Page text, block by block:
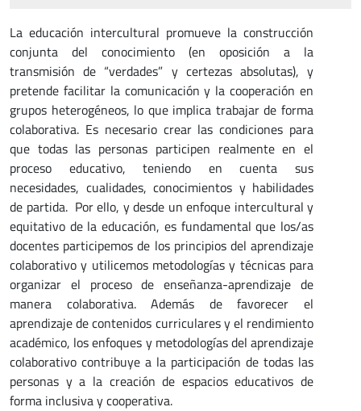
La educación intercultural promueve la construcción
conjunta del conocimiento (en oposición a la
transmisión de “verdades” y certezas absolutas), y
pretende facilitar la comunicación y la cooperación en
grupos heterogéneos, lo que implica trabajar de forma
colaborativa. Es necesario crear las condiciones para
que todas las personas participen realmente en el
proceso educativo, teniendo en cuenta sus
necesidades, cualidades, conocimientos y habilidades
de partida. Por ello, y desde un enfoque intercultural y
equitativo de la educación, es fundamental que los/as
docentes participemos de los principios del aprendizaje
colaborativo y utilicemos metodologías y técnicas para
organizar el proceso de enseñanza-aprendizaje de
manera colaborativa. Además de favorecer el
aprendizaje de contenidos curriculares y el rendimiento
académico, los enfoques y metodologías del aprendizaje
colaborativo contribuye a la participación de todas las
personas y a la creación de espacios educativos de
forma inclusiva y cooperativa.